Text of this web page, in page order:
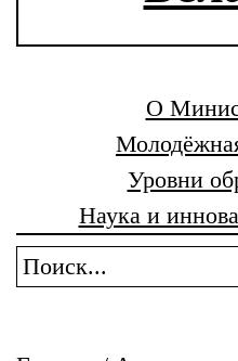
О
Уровни
Наука и